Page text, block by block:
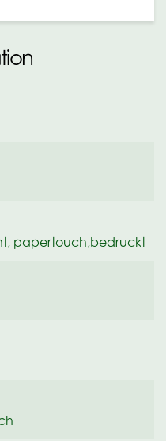
papertouch,bedruckt